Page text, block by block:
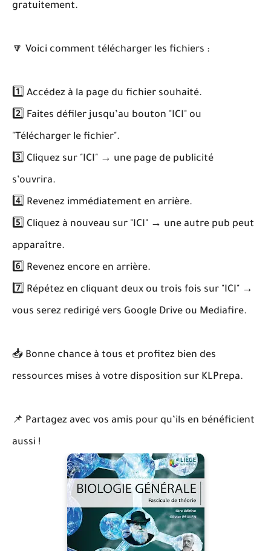
gratuitement.
🔽 Voici comment télécharger les fichiers :
1️⃣ Accédez à la page du fichier souhaité.
2️⃣ Faites défiler jusqu’au bouton "ICI" ou
"Télécharger le fichier".
3️⃣ Cliquez sur "ICI" → une page de publicité
s’ouvrira.
4️⃣ Revenez immédiatement en arrière.
5️⃣ Cliquez à nouveau sur "ICI" → une autre pub peut
apparaître.
6️⃣ Revenez encore en arrière.
7️⃣ Répétez en cliquant deux ou trois fois sur "ICI" →
vous serez redirigé vers Google Drive ou Mediafire.
📥 Bonne chance à tous et profitez bien des
ressources mises à votre disposition sur KLPrepa.
📌 Partagez avec vos amis pour qu’ils en bénéficient
aussi !